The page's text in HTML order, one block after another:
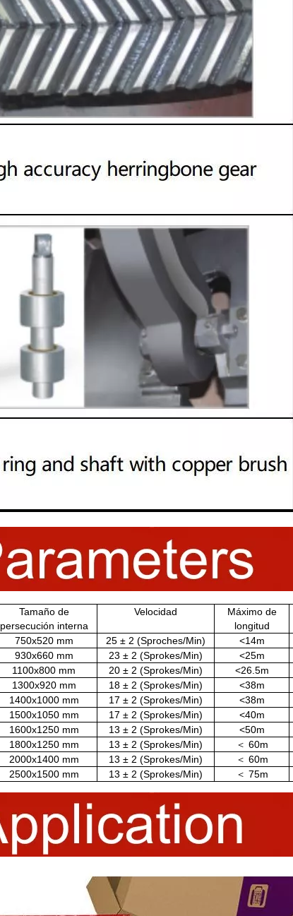
Tamaño de
persecución interna
Velocidad
Máximo de
longitud
750x520 mm 25 ± 2 (Sproches/Min) <14m
930x660 mm 23 ± 2 (Sprokes/Min) <25m
1100x800 mm 20 ± 2 (Sprokes/Min) <26.5m
1300x920 mm 18 ± 2 (Sprokes/Min) <38m
1400x1000 mm 17 ± 2 (Sprokes/Min) <38m
1500x1050 mm 17 ± 2 (Sprokes/Min) <40m
1600x1250 mm 13 ± 2 (Sprokes/Min) <50m
1800x1250 mm 13 ± 2 (Sprokes/Min) ＜ 60m
2000x1400 mm 13 ± 2 (Sprokes/Min) ＜ 60m
2500x1500 mm 13 ± 2 (Sprokes/Min) ＜ 75m